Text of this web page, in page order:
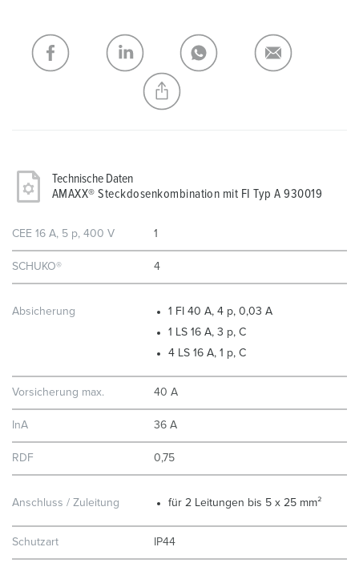
Technische Daten
AMAXX® Steckdosenkombination mit FI Typ A 930019
CEE 16 A, 5 p, 400 V 1
SCHUKO® 4
Absicherung
1 FI 40 A, 4 p, 0,03 A
1 LS 16 A, 3 p, C
4 LS 16 A, 1 p, C
Vorsicherung max. 40 A
InA 36 A
RDF 0,75
Anschluss / Zuleitung für 2 Leitungen bis 5 x 25 mm²
Schutzart IP44